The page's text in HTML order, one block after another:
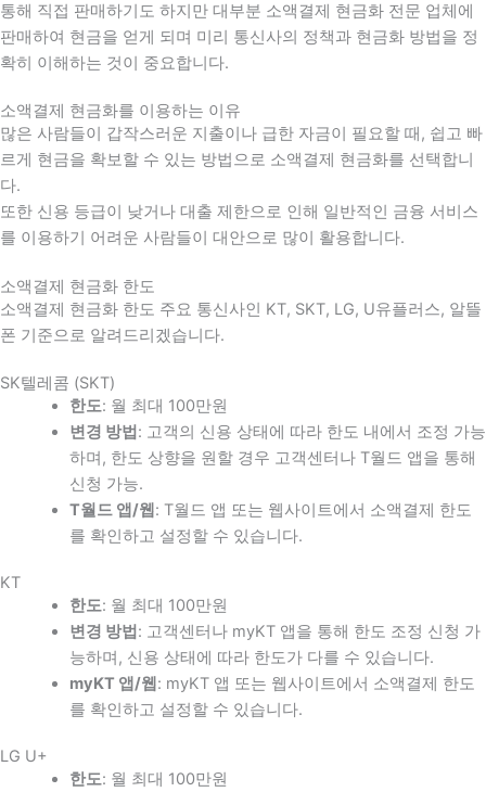
통해 직접 판매하기도 하지만 대부분 소액결제 현금화 전문 업체에
판매하여 현금을 얻게 되며 미리 통신사의 정책과 현금화 방법을 정
확히 이해하는 것이 중요합니다.
소액결제 현금화를 이용하는 이유
많은 사람들이 갑작스러운 지출이나 급한 자금이 필요할 때 , 쉽고 빠
르게 현금을 확보할 수 있는 방법으로 소액결제 현금화를 선택합니
다.
또한 신용 등급이 낮거나 대출 제한으로 인해 일반적인 금융 서비스
를 이용하기 어려운 사람들이 대안으로 많이 활용합니다.
소액결제 현금화 한도
소액결제 현금화 한도 주요 통신사인 KT, SKT, LG, U유플러스, 알뜰
폰 기준으로 알려드리겠습니다.
SK텔레콤 (SKT)
한도: 월 최대 100만원
변경 방법 : 고객의 신용 상태에 따라 한도 내에서 조정 가능
하며, 한도 상향을 원할 경우 고객센터나 T월드 앱을 통해
신청 가능.
T월드 앱/웹 : T월드 앱 또는 웹사이트에서 소액결제 한도
를 확인하고 설정할 수 있습니다.
KT
한도: 월 최대 100만원
변경 방법 : 고객센터나 myKT 앱을 통해 한도 조정 신청 가
능하며, 신용 상태에 따라 한도가 다를 수 있습니다.
myKT 앱/웹 : myKT 앱 또는 웹사이트에서 소액결제 한도
를 확인하고 설정할 수 있습니다.
LG U+
한도: 월 최대 100만원